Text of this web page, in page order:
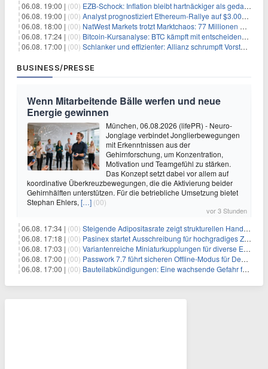
06.08. 19:00 | (00) EZB-Schock: Inflation bleibt hartnäckiger als gedacht – 2027 wird zum kritischen Test
06.08. 19:00 | (00) Analyst prognostiziert Ethereum-Rallye auf $3.000 nach entscheidendem On-Chain-Ausbruch
06.08. 18:00 | (00) NatWest Markets trotzt Marktchaos: 77 Millionen Pfund Gewinn im ersten Halbjahr
06.08. 17:24 | (00) Bitcoin-Kursanalyse: BTC kämpft mit entscheidender $65K-Hürde, während sich ein Liquidationscluster aufbaut
06.08. 17:00 | (00) Schlanker und effizienter: Allianz schrumpft Vorstand auf 8 Köpfe – das steckt dahinter
BUSINESS/PRESSE
Wenn Mitarbeitende Bälle werfen und neue
Energie gewinnen
München, 06.08.2026 (lifePR) - Neuro-
Jonglage verbindet Jonglierbewegungen
mit Erkenntnissen aus der
Gehirnforschung, um Konzentration,
Motivation und Teamgefühl zu stärken.
Das Konzept setzt dabei vor allem auf
koordinative Überkreuzbewegungen, die die Aktivierung beider
Gehirnhälften unterstützen. Für die betriebliche Umsetzung bietet
Stephan Ehlers, […] (00)
vor 3 Stunden
06.08. 17:34 | (00) Steigende Adipositasrate zeigt strukturellen Handlungsbedarf bei der Ernährung schulpflichtiger Kinder
06.08. 17:18 | (00) Pasinex startet Ausschreibung für hochgradiges Zinksulfidkonzentrat mit Germanium- und Silbergehalten und stellt ein Betriebsupdate bereit
06.08. 17:03 | (00) Variantenreiche Miniaturkupplungen für diverse Einsatzbereiche
06.08. 17:00 | (00) Passwork 7.7 führt sicheren Offline-Modus für Desktop- und Mobile-Apps ein
06.08. 17:00 | (00) Bauteilabkündigungen: Eine wachsende Gefahr für industrielle Elektroniksysteme